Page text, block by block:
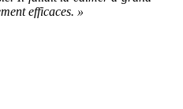
efficaces. »